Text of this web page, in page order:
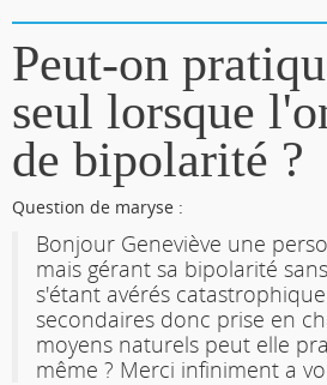
Peut-on
seul lorsque
de bipolarité ?
Question de maryse :
Bonjour Geneviève une
mais gérant sa bipolarité
s'étant avérés
secondaires donc prise en
moyens naturels peut elle
même ? Merci infiniment a